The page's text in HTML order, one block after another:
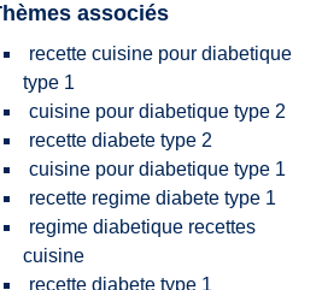
associés
recette cuisine pour diabetique
type 1
cuisine pour diabetique type 2
recette diabete type 2
cuisine pour diabetique type 1
recette regime diabete type 1
regime diabetique recettes
cuisine
recette diabete type 1